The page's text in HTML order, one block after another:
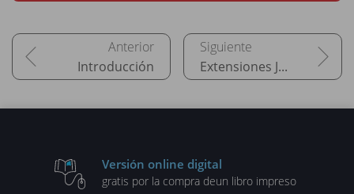
Introducción Extensiones JavaScript para las clases
Versión online digital
gratis por la compra deun libro impreso